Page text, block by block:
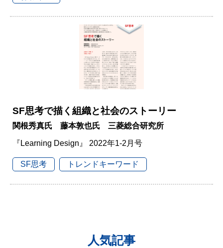
SF思考で描く組織と社会のストーリー
関根秀真氏 藤本敦也氏 三菱総合研究所
『Learning Design』 2022年1-2月号
SF思考 トレンドキーワード
人気記事